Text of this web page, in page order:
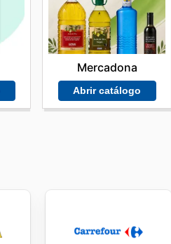
Mercadona
Abrir catálogo